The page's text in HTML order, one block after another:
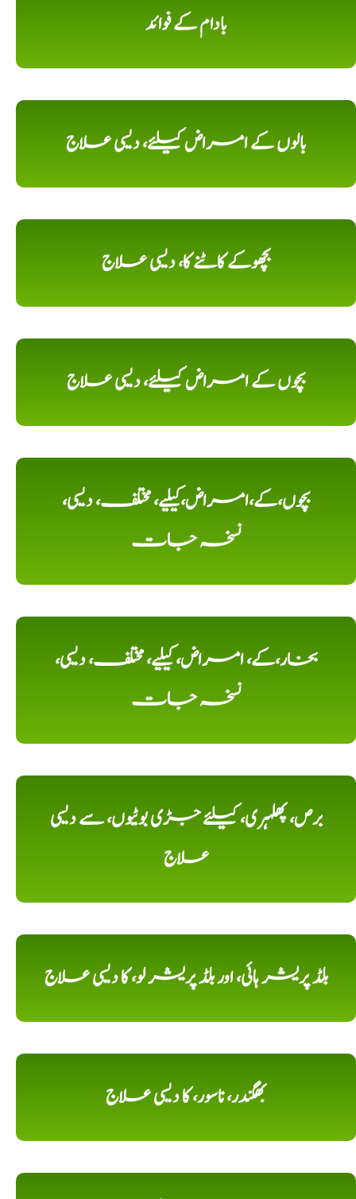
بادام کے فوائد
بالوں کے امراض کیلئے، دیسی علاج
بچھوکے کاٹنے کا، دیسی علاج
بچوں کے امراض کیلئے، دیسی علاج
بچوں،کے،امراض،کیلیے، مختلف، دیسی،
نسخہ جات
بخار،کے، امراض، کیلیے، مختلف، دیسی،
نسخہ جات
برص، پھلہری، کیلئے جڑی بوٹیوں، سے دیسی
علاج
بلڈ پریشر ہائی، اور بلڈ پریشر لو، کا دیسی علاج
بھگندر، ناسور، کا دیسی علاج